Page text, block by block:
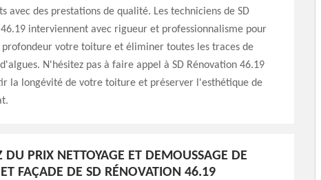
avec des prestations de qualité. Les techniciens de SD
46.19 interviennent avec rigueur et professionnalisme pour
profondeur votre toiture et éliminer toutes les traces de
N'hésitez pas à faire appel à SD Rénovation 46.19
la longévité de votre toiture et préserver l'esthétique de
DU PRIX NETTOYAGE ET DEMOUSSAGE DE
FAÇADE DE SD RÉNOVATION 46.19